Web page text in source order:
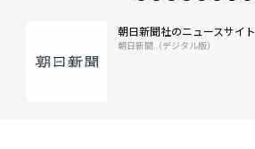
朝日新聞社のニュースサイト
朝日新聞（デジタル版）